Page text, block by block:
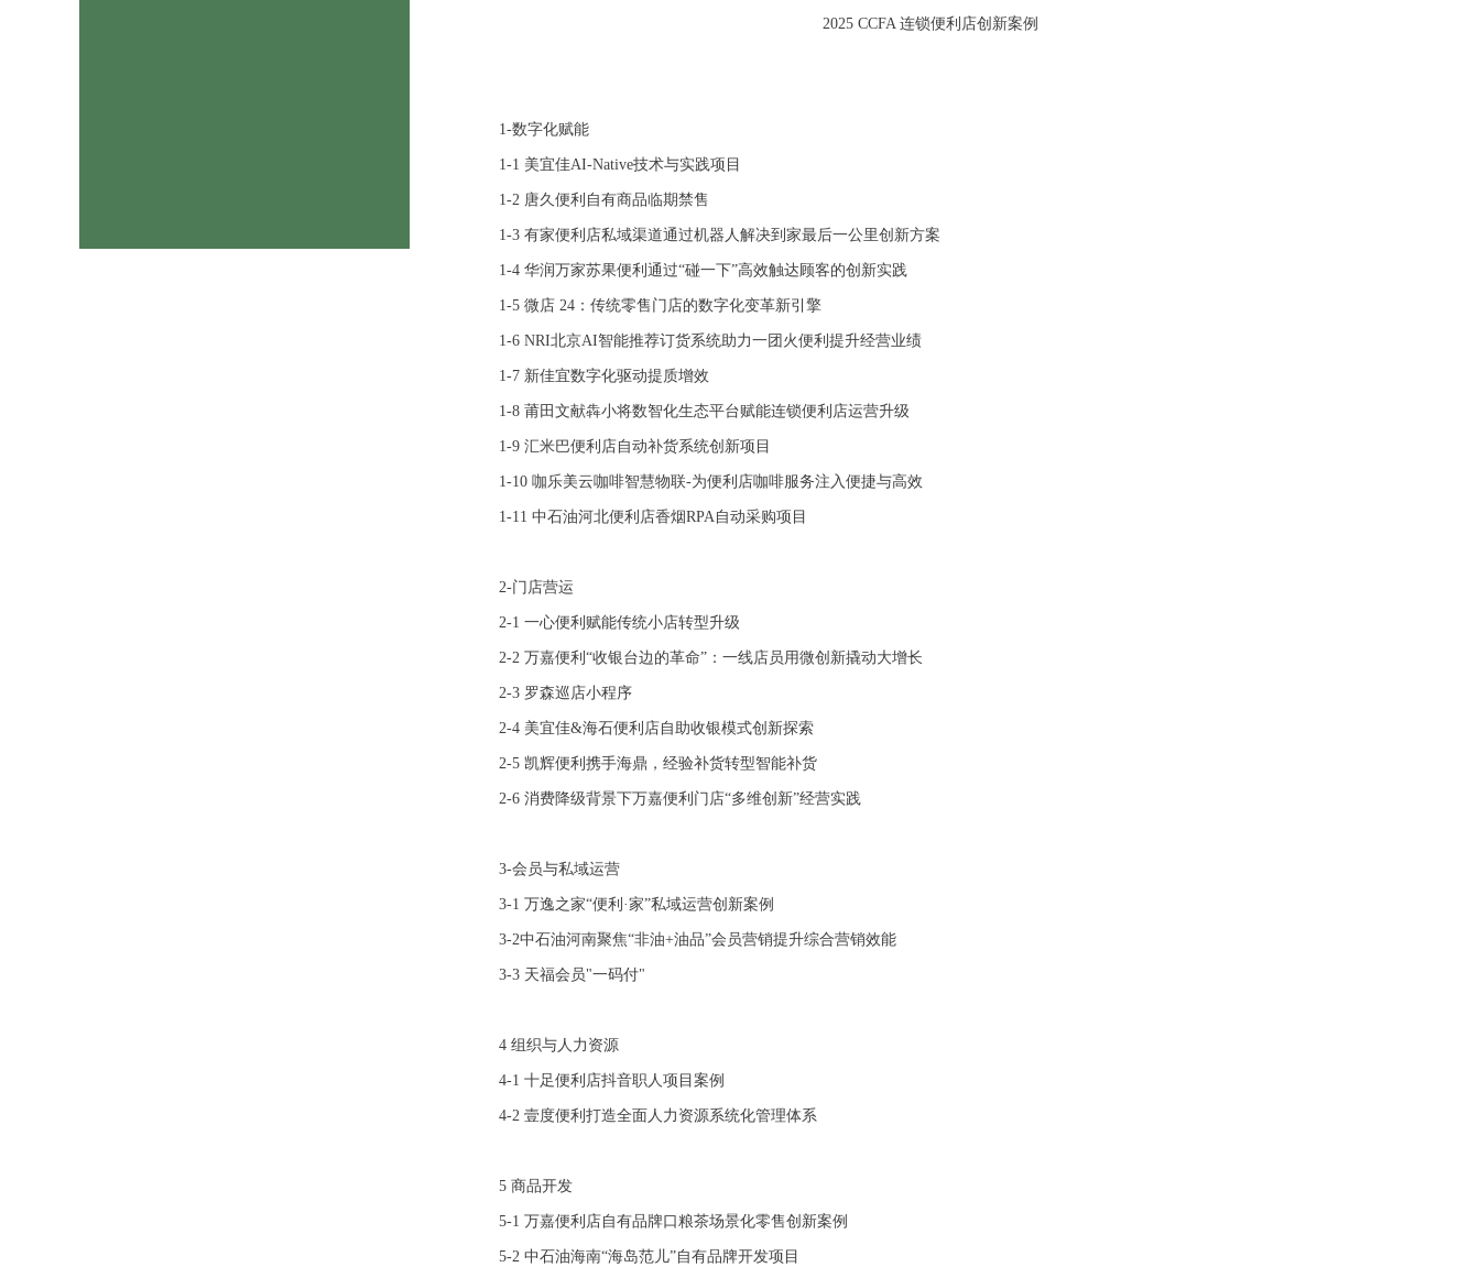
2025 CCFA 连锁便利店创新案例
1-数字化赋能
1-1 美宜佳AI-Native技术与实践项目
1-2 唐久便利自有商品临期禁售
1-3 有家便利店私域渠道通过机器人解决到家最后一公里创新方案
1-4 华润万家苏果便利通过“碰一下”高效触达顾客的创新实践
1-5 微店 24 ：传统零售门店的数字化变革新引擎
1-6 NRI北京AI智能推荐订货系统助力一团火便利提升经营业绩
1-7 新佳宜数字化驱动提质增效
1-8 莆田文献犇小将数智化生态平台赋能连锁便利店运营升级
1-9 汇米巴便利店自动补货系统创新项目
1-10 咖乐美云咖啡智慧物联-为便利店咖啡服务注入便捷与高效
1-11 中石油河北便利店香烟RPA自动采购项目
2-门店营运
2-1 一心便利赋能传统小店转型升级
2-2 万嘉便利 “收银台边的革命” ：一线店员用微创新撬动大增长
2-3 罗森巡店小程序
2-4 美宜佳&海石便利店自助收银模式创新探索
2-5 凯辉便利携手海鼎，经验补货转型智能补货
2-6 消费降级背景下万嘉便利门店“多维创新”经营实践
3-会员与私域运营
3-1 万逸之家“便利 ·家”私域运营创新案例
3-2中石油河南聚焦“非油+油品”会员营销提升综合营销效能
3-3 天福会员"一码付"
4 组织与人力资源
4-1 十足便利店抖音职人项目案例
4-2 壹度便利打造全面人力资源系统化管理体系
5 商品开发
5-1 万嘉便利店自有品牌口粮茶场景化零售创新案例
5-2 中石油海南“海岛范儿”自有品牌开发项目